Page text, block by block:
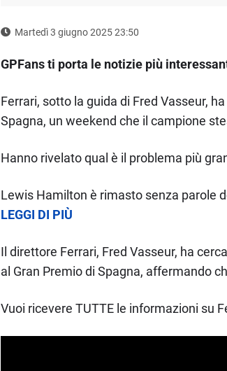
Martedì 3 giugno 2025 23:50
GPFans ti porta le notizie più
Ferrari, sotto la guida di Fred Vasseur,
Spagna, un weekend che il campione
Hanno rivelato qual è il problema più
Lewis Hamilton è rimasto senza parole
LEGGI DI PIÙ
Il direttore Ferrari, Fred Vasseur, ha
al Gran Premio di Spagna, affermando
Vuoi ricevere TUTTE le informazioni su